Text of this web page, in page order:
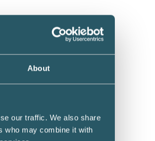
About
our traffic. We also share
who may combine it with